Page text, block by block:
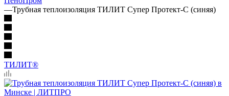
—Трубная теплоизоляция ТИЛИТ Супер Протект-С (синяя)
ТИЛИТ®